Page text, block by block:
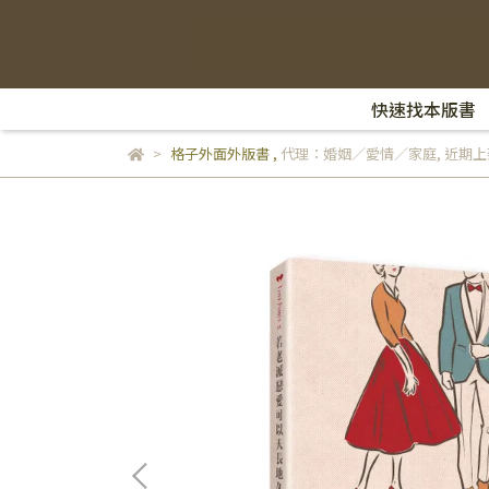
快速找本版書
格子外面外版書, 代理：婚姻／愛情／家庭, 近期